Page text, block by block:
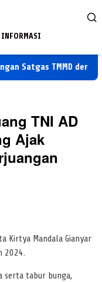
INFORMASI
TMMD dengan
TNI AD
Ajak
Kirtya Mandala Gianyar
2024.
serta tabur bunga,